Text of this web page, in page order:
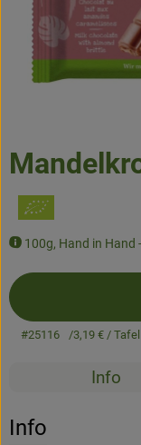
Obst & Gemüse
Kühltheke
Getränke
Gutscheine &
100g, Hand in Hand
#25116 3,19 € / Tafel
Info
Info